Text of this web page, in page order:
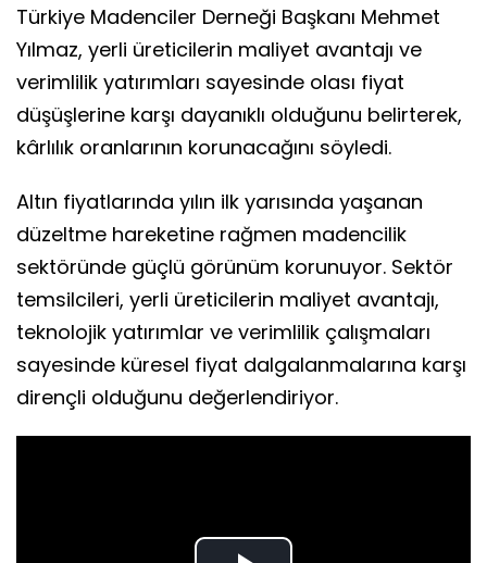
Türkiye Madenciler Derneği Başkanı Mehmet
Yılmaz, yerli üreticilerin maliyet avantajı ve
verimlilik yatırımları sayesinde olası fiyat
düşüşlerine karşı dayanıklı olduğunu belirterek,
kârlılık oranlarının korunacağını söyledi.
Altın fiyatlarında yılın ilk yarısında yaşanan
düzeltme hareketine rağmen madencilik
sektöründe güçlü görünüm korunuyor. Sektör
temsilcileri, yerli üreticilerin maliyet avantajı,
teknolojik yatırımlar ve verimlilik çalışmaları
sayesinde küresel fiyat dalgalanmalarına karşı
dirençli olduğunu değerlendiriyor.